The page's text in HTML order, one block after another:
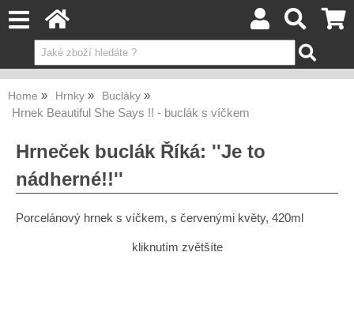
Home Hrnky Bucláky
Hrnek Beautiful She Says !! - buclák s víčkem
Hrneček buclák Říká: ''Je to
nádherné!!''
Porcelánový hrnek s víčkem, s červenými květy, 420ml
kliknutím zvětšíte